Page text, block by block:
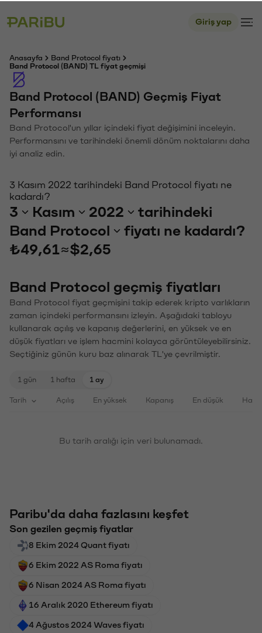
Giriş yap
Anasayfa
Band Protocol fiyatı
Band Protocol (BAND) TL fiyat geçmişi
Band Protocol (BAND) Geçmiş Fiyat
Performansı
Band Protocol'un yıllar içindeki fiyat değişimini inceleyin.
Performansını ve tarihindeki önemli dönüm noktalarını daha
iyi analiz edin.
3 Kasım 2022 tarihindeki Band Protocol fiyatı ne
kadardı?
3 Kasım 2022
tarihindeki
Band Protocol
fiyatı ne kadardı?
₺49,61 ≈$2,65
Band Protocol geçmiş fiyatları
Band Protocol fiyat geçmişini takip ederek kripto varlıkların
zaman içindeki performansını izleyin. Aşağıdaki tabloyu
kullanarak açılış ve kapanış değerlerini, en yüksek ve en
düşük fiyatları ve işlem hacmini kolayca görüntüleyebilirsiniz.
Seçtiğiniz günün kuru baz alınarak TL'ye çevrilmiştir.
1 gün 1 hafta 1 ay
Tarih Açılış En yüksek Kapanış En düşük
Bu tarih aralığı için veri bulunamadı.
Paribu'da daha fazlasını keşfet
Son gezilen geçmiş fiyatlar
8 Ekim 2024 Quant fiyatı
6 Ekim 2022 AS Roma fiyatı
6 Nisan 2024 AS Roma fiyatı
16 Aralık 2020 Ethereum fiyatı
4 Ağustos 2024 Waves fiyatı